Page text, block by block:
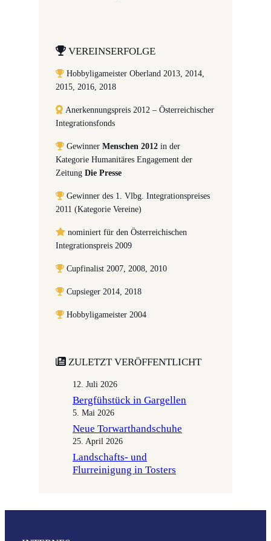
VEREINSERFOLGE
Hobbyligameister Oberland 2013, 2014,
2015, 2016, 2018
Anerkennungspreis 2012 – Österreichischer
Integrationsfonds
Gewinner Menschen 2012in der
Kategorie Humanitäres Engagement der
Zeitung Die Presse
Gewinner des 1. Vlbg. Integrationspreises
2011 (Kategorie Vereine)
nominiert für den Österreichischen
Integrationspreis 2009
Cupfinalist 2007, 2008, 2010
Cupsieger 2014, 2018
Hobbyligameister 2004
ZULETZT VERÖFFENTLICHT
12. Juli 2026
Bergfühstück in Gargellen
5. Mai 2026
Neue Torwarthandschuhe
25. April 2026
Landschafts- und
Flurreinigung in Tosters